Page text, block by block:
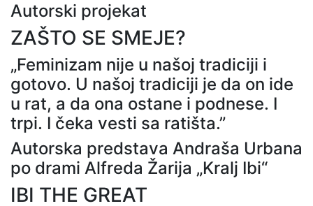
Autorski projekat
ZAŠTO SE SMEJE?
„Feminizam nije u našoj tradiciji i
gotovo. U našoj tradiciji je da on ide
u rat, a da ona ostane i podnese. I
trpi. I čeka vesti sa ratišta.”
Autorska predstava Andraša Urbana
po drami Alfreda Žarija „Kralj Ibi“
IBI THE GREAT